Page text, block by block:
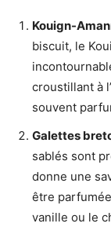
Kouign-
biscuit, le
croustillant à
souvent
Galettes
sablés sont
donne une
être
vanille ou le